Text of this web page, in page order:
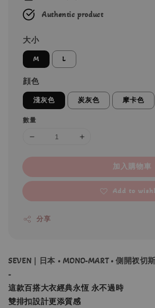
Authentic product
大小
M L
顔色
淺灰色 炭灰色 摩卡色
數量
加入購物車
Add to
分享
SEVEN｜日本 • MONO-MART • 側開衩
-
這款百搭大衣經典永恆 永不過時
雙排扣設計更添質感